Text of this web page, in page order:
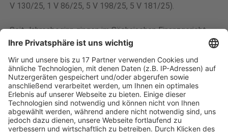
V 130/25, 1 V 86/25, 5 V 198/25, 5 V 181/25).
Seit Jahresbeginn gingen im Sächsischen Finanzgericht
mehrere Hundert Anträge auf Aussetzung der Vollziehung
und Bürgern ein, mit denen sie mit identischem und
offensichtlich vorformulierten Text die
Verfassungswidrigkeit des neuen Grundsteuerrechts
rügen. Die Antragsteller möchten erreichen, dass sie bis
zu einer endgültigen Entscheidung hierüber die
Grundsteuer nicht bezahlen müssen. Die entsprechenden